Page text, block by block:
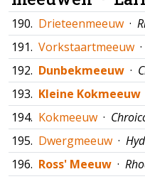
190. Drieteenmeeuw ·
191. Vorkstaartmeeuw
192. Dunbekmeeuw ·
193. Kleine Kokmeeuw
194. Kokmeeuw ·
195. Dwergmeeuw ·
196. Ross' Meeuw ·